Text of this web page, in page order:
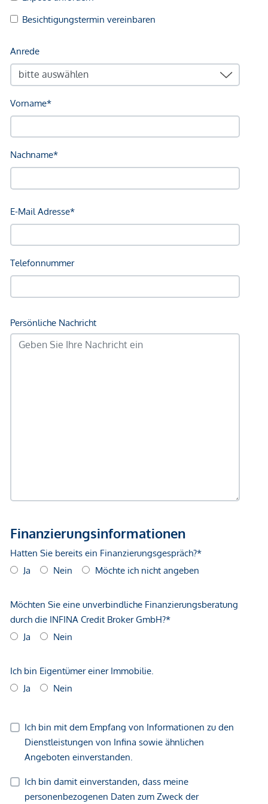
transparenten Darstellung aller relevanten Faktoren.
Maklervereinbarung:
Besichtigungstermin aufgrund neuer gesetzlicher
Bestimmungen Unterlagen erst dann zusenden können,
wenn Sie vorab bestätigen, dass Sie unser sofortiges
Tätigwerden wünschen und über Ihre Rücktrittsrechte
aufgeklärt wurden. Sie bekommen nach Ihrer schriftlichen
sämtliche Daten im vorliegenden Angebot sowie die von
Eigentümer der Immobilie zur Verfügung gestellt wurden.
Ebenso sind Informationen von Dritten (z.B. behördliche
Informationen) eingeholt worden, auch für diese können wir
Wir weisen darauf hin, dass zwischen dem Vermittler und
dem zu vermittelnden Dritten ein familiäres oder
Kinder & Schulen
Schule <500m
Kindergarten <500m
Höhere Schule <1.000m
Supermarkt <500m
Einkaufszentrum <1.000m
Bank <500m
Post <500m
Polizei <500m
Verkehr